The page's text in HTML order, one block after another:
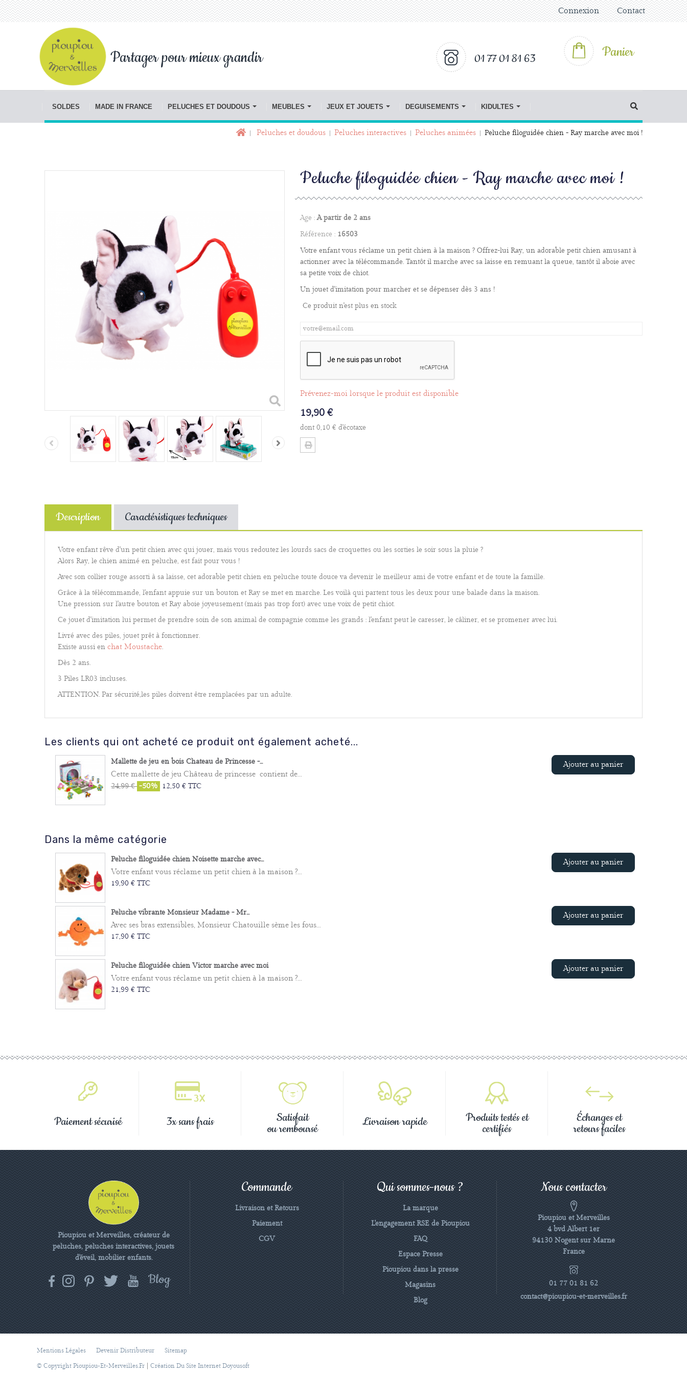
Connexion Contact
01 77 01 81 63
Partager pour mieux grandir Panier
SOLDES MADE IN FRANCE PELUCHES ET DOUDOUS MEUBLES JEUX ET JOUETS DEGUISEMENTS KIDULTES
Peluches et doudous Peluches interactives Peluches animées Peluche filoguidée chien - Ray marche avec moi !
Peluche filoguidée chien - Ray marche avec moi !
Age : A partir de 2 ans
Référence : 16503
Votre enfant vous réclame un petit chien à la maison ? Offrez-lui Ray, un adorable petit chien amusant à
actionner avec la télécommande. Tantôt il marche avec sa laisse en remuant la queue, tantôt il aboie avec
sa petite voix de chiot.
Un jouet d'imitation pour marcher et se dépenser dès 3 ans !
Ce produit n'est plus en stock
Prévenez-moi lorsque le produit est disponible
19,90 €
dont0,10 € d'écotaxe
Description Caractéristiques techniques
Votre enfant rêve d'un petit chien avec qui jouer, mais vous redoutez les lourds sacs de croquettes ou les sorties le soir sous la pluie ?
Alors Ray, le chien animé en peluche, est fait pour vous !
Avec son collier rouge assorti à sa laisse, cet adorable petit chien en peluche toute douce va devenir le meilleur ami de votre enfant et de toute la famille.
Grâce à la télécommande, l'enfant appuie sur un bouton et Ray se met en marche. Les voilà qui partent tous les deux pour une balade dans la maison.
Une pression sur l'autre bouton et Ray aboie joyeusement (mais pas trop fort) avec une voix de petit chiot.
Ce jouet d'imitation lui permet de prendre soin de son animal de compagnie comme les grands : l'enfant peut le caresser, le câliner, et se promener avec lui.
Livré avec des piles, jouet prêt à fonctionner.
Existe aussi en chat Moustache.
Dès 2 ans.
3 Piles LR03 incluses.
ATTENTION. Par sécurité,les piles doivent être remplacées par un adulte.
Les clients qui ont acheté ce produit ont également acheté...
Mallette de jeu en bois Chateau de Princesse -...
Cette mallette de jeu Château de princesse contient de...
24,99 € -50% 12,50 € TTC
Ajouter au panier
Dans la même catégorie
Peluche filoguidée chien Noisette marche avec...
Votre enfant vous réclame un petit chien à la maison ?...
19,90 € TTC
Ajouter au panier
Peluche vibrante Monsieur Madame - Mr...
Avec ses bras extensibles, Monsieur Chatouille sème les fous...
17,90 € TTC
Ajouter au panier
Peluche filoguidée chien Victor marche avec moi
Votre enfant vous réclame un petit chien à la maison ?...
21,99 € TTC
Ajouter au panier
Paiement sécurisé 3x sans frais Satisfait
ou remboursé Livraison rapide Produits testés et
certifiés
Échanges et
retours faciles
Pioupiou et Merveilles, créateur de
peluches, peluches interactives, jouets
d'éveil, mobilier enfants.
Commande
Livraison et Retours
Paiement
CGV
Qui sommes-nous ?
La marque
L'engagement RSE de Pioupiou
FAQ
Espace Presse
Pioupiou dans la presse
Magasins
Blog
Nous contacter
Pioupiou et Merveilles
4 bvd Albert 1er
94130 Nogent sur Marne
France
01 77 01 81 62
contact@pioupiou-et-merveilles.fr
Mentions Légales Devenir Distributeur
Sitemap
© Copyright Pioupiou-Et-Merveilles.fr
Création Du Site Internet Doyousoft